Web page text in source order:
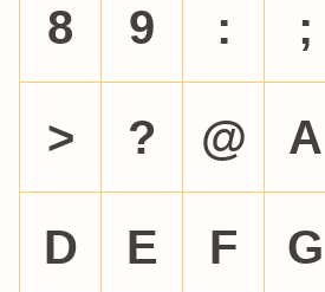
8 9 : ;
> ? @ A
D E F G